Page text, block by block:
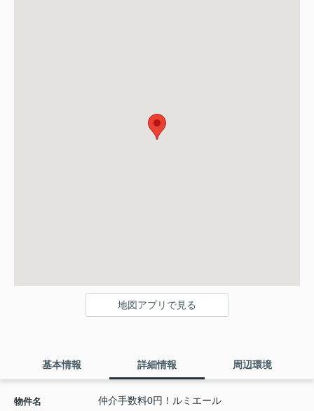
地図アプリで見る
基本情報 詳細情報 周辺環境
物件名 仲介手数料0円！ルミエール